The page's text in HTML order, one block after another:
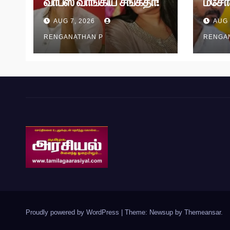
வழக்கு முடித்து வைப்பு!
AUG 7, 2026
RENGANATHAN P
AUG
Proudly powered by WordPress Theme: Newsup by Themeansar.